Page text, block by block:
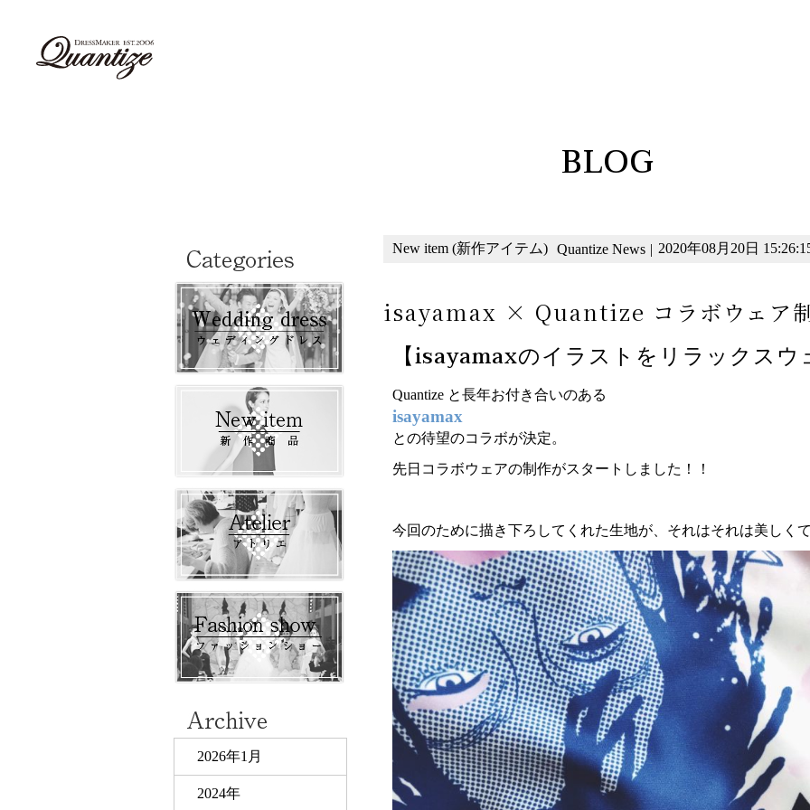
BLOG
New item (新作アイテム) Quantize News | 2020年08月20日
isayamax × Quantize コラボウェア
【isayamaxのイラストをリラックス
Quantize と長年お付き合いのある
isayamax
との待望のコラボが決定。
先日コラボウェアの制作がスタートしました！！
今回のために描き下ろしてくれた生地が、それはそれは美しく
2026年1月
2024年